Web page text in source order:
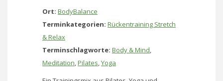
Ort: BodyBalance
Terminkategorien: Rückentraining Stretch
& Relax
Terminschlagworte: Body & Mind,
Meditation,Pilates,Yoga